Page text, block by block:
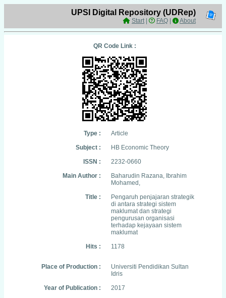
UPSI Digital Repository (UDRep)
Start| FAQ About
QR Code Link :
Type :
Article
Subject :
HB Economic Theory
ISSN :
2232-0660
Main Author :
Baharudin Razana, Ibrahim
Mohamed,
Title :
Pengaruh penjajaran strategik
di antara strategi sistem
maklumat dan strategi
pengurusan organisasi
terhadap kejayaan sistem
maklumat
Hits :
1178
Place of Production :
Universiti Pendidikan Sultan
Idris
Year of Publication :
2017